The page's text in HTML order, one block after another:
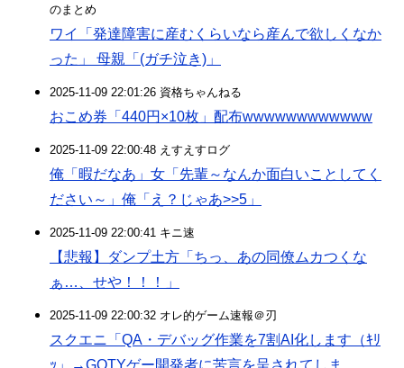
のまとめ
ワイ「発達障害に産むくらいなら産んで欲しくなか
った」 母親「(ガチ泣き)」
2025-11-09 22:01:26 資格ちゃんねる
おこめ券「440円×10枚」配布wwwwwwwwwwww
2025-11-09 22:00:48 えすえすログ
俺「暇だなあ」女「先輩～なんか面白いことしてく
ださい～」俺「え？じゃあ>>5」
2025-11-09 22:00:41 キニ速
【悲報】ダンプ土方「ちっ、あの同僚ムカつくな
ぁ…、せや！！！」
2025-11-09 22:00:32 オレ的ゲーム速報＠刃
スクエニ「QA・デバッグ作業を7割AI化します（ｷﾘ
ｯ」→GOTYゲー開発者に苦言を呈されてしま